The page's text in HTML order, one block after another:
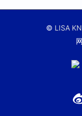
© LISA